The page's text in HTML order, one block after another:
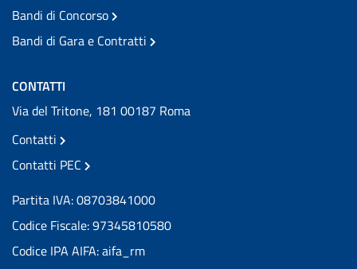
Bandi di Concorso
Bandi di Gara e Contratti
CONTATTI
Via del Tritone, 181 00187 Roma
Contatti
Contatti PEC
Partita IVA: 08703841000
Codice Fiscale: 97345810580
Codice IPA AIFA: aifa_rm